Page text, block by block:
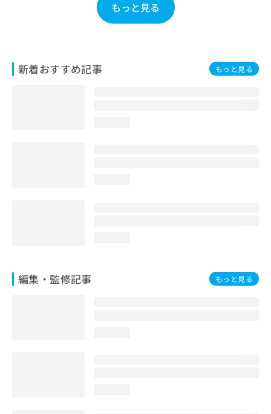
もっと見る
新着おすすめ記事 もっと見る
編集・監修記事 もっと見る
せ